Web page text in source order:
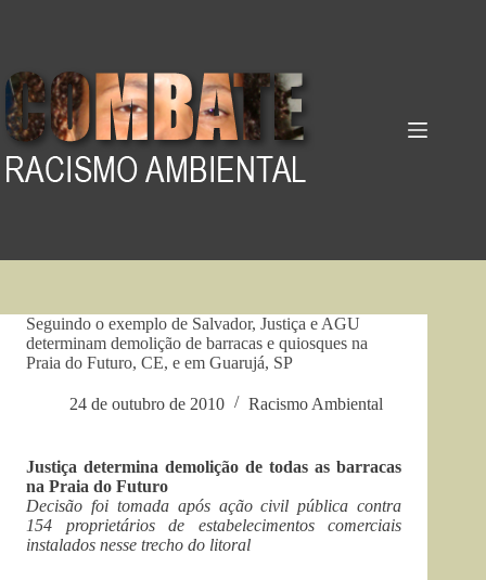
Seguindo o exemplo de Salvador, Justiça e AGU
determinam demolição de barracas e quiosques na
Praia do Futuro, CE, e em Guarujá, SP
24 de outubro de 2010 Racismo Ambiental
Justiça determina demolição de todas as barracas
na Praia do Futuro
Decisão foi tomada após ação civil pública contra
154 proprietários de estabelecimentos comerciais
instalados nesse trecho do litoral